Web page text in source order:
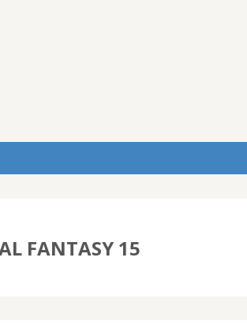
FANTASY 15